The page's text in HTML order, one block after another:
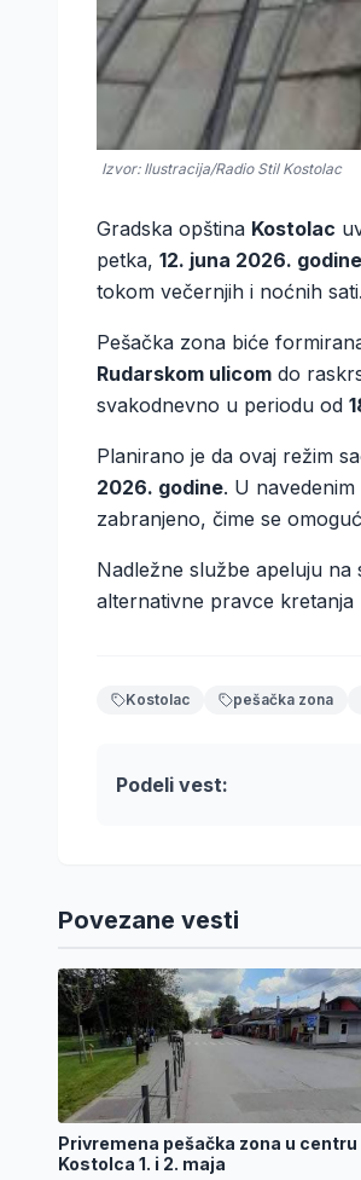
Izvor: Ilustracija/Radio Stil Kostolac
Gradska opština Kostolac
petka, 12. juna 2026. godine
tokom večernjih i noćnih sati.
Pešačka zona biće
Rudarskom ulicom do
svakodnevno u periodu od
Planirano je da ovaj režim
2026. godine. U
zabranjeno, čime se
Nadležne službe apeluju na
alternativne pravce kretanja
Kostolac pešačka zona
Podeli vest:
Povezane vesti
Privremena pešačka zona u centru
Kostolca 1. i 2. maja